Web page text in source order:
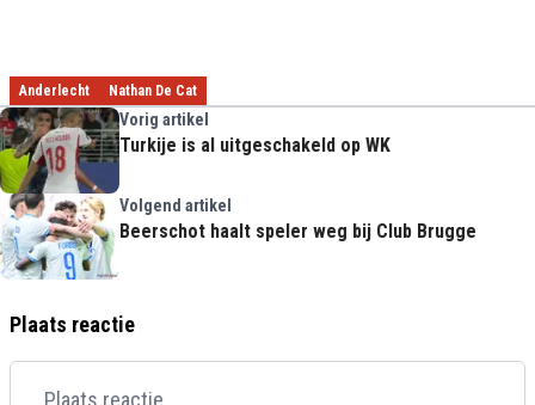
Anderlecht Nathan De Cat
Vorig artikel
Turkije is al uitgeschakeld op WK
Volgend artikel
Beerschot haalt speler weg bij Club Brugge
Plaats reactie